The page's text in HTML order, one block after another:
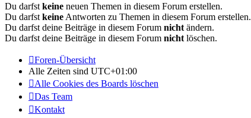
Du darfst keine neuen Themen in diesem Forum erstellen.
Du darfst keine Antworten zu Themen in diesem Forum erstellen.
Du darfst deine Beiträge in diesem Forum nicht ändern.
Du darfst deine Beiträge in diesem Forum nicht löschen.
Foren-Übersicht
Alle Zeiten sind UTC+01:00
Alle Cookies des Boards löschen
Das Team
Kontakt